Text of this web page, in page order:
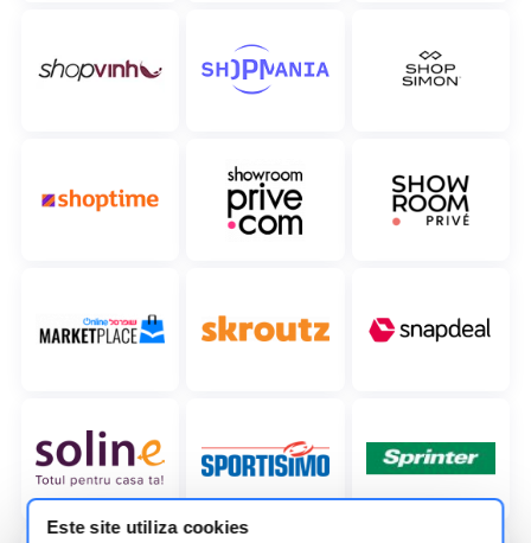
Este site utiliza cookies